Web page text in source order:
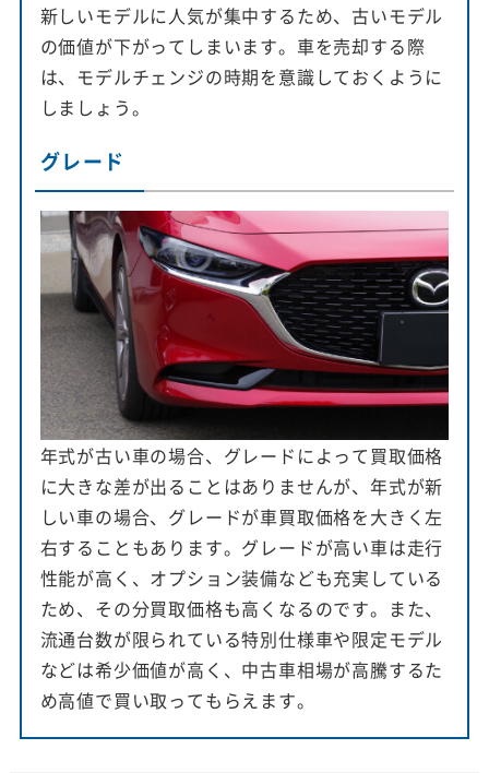
新しいモデルに人気が集中するため、古いモデル
の価値が下がってしまいます。車を売却する際
は、モデルチェンジの時期を意識しておくように
しましょう。
グレード
年式が古い車の場合、グレードによって買取価格
に大きな差が出ることはありませんが、年式が新
しい車の場合、グレードが車買取価格を大きく左
右することもあります。グレードが高い車は走行
性能が高く、オプション装備なども充実している
ため、その分買取価格も高くなるのです。また、
流通台数が限られている特別仕様車や限定モデル
などは希少価値が高く、中古車相場が高騰するた
め高値で買い取ってもらえます。